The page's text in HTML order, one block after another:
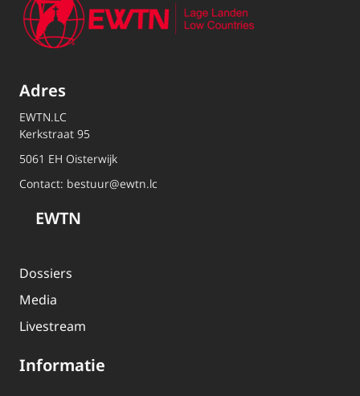
Adres
EWTN.LC
Kerkstraat 95
5061 EH Oisterwijk
Contact: bestuur@ewtn.lc
EWTN
Dossiers
Media
Livestream
Informatie